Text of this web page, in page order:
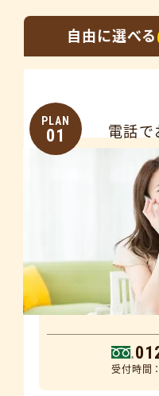
自由に選べる
PLAN
01 電話で
受付時間